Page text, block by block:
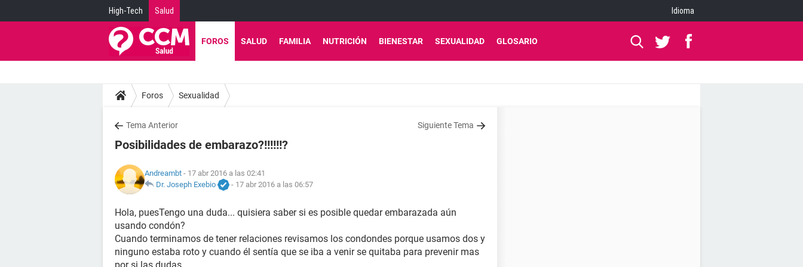
High-Tech Salud Idioma
FOROS SALUD FAMILIA NUTRICIÓN BIENESTAR SEXUALIDAD GLOSARIO
Foros Sexualidad
Tema Anterior Siguiente Tema
Posibilidades de embarazo?!!!!!!?
Andreambt - 17 abr 2016 a las 02:41
Dr. Joseph Exebio
- 17 abr 2016 a las 06:57
Hola, puesTengo una duda... quisiera saber si es posible quedar embarazada aún
usando condón?
Cuando terminamos de tener relaciones revisamos los condondes porque usamos dos y
ninguno estaba roto y cuando él sentía que se iba a venir se quitaba para prevenir mas